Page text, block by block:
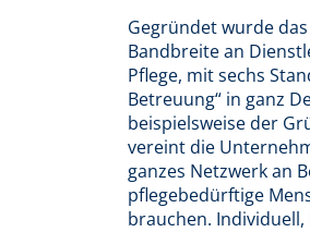
Gegründet wurde
Bandbreite an
Pflege, mit sechs
Betreuung“ in ganz
beispielsweise der
vereint die
ganzes Netzwerk an
pflegebedürftige
brauchen.